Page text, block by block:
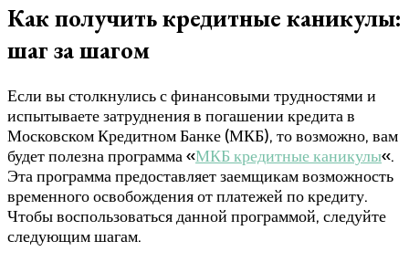
Как получить кредитные каникулы:
шаг за шагом
Если вы столкнулись с финансовыми трудностями и
испытываете затруднения в погашении кредита в
Московском Кредитном Банке (МКБ), то возможно, вам
будет полезна программа «МКБ кредитные каникулы«.
Эта программа предоставляет заемщикам возможность
временного освобождения от платежей по кредиту.
Чтобы воспользоваться данной программой, следуйте
следующим шагам.